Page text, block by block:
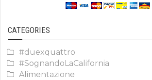
CATEGORIES
#duexquattro
#SognandoLaCalifornia
Alimentazione